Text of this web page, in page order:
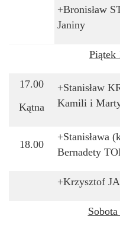
+Bronisław
Janiny
Piątek
17.00
Kątna
+Stanisław
Kamili i
18.00
+Stanisława
Bernadety
+Krzysztof